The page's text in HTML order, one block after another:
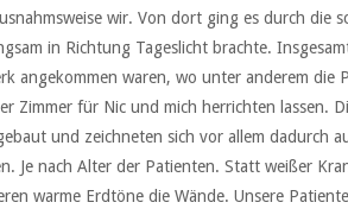
wir. Von dort ging es durch die
in Richtung Tageslicht brachte.
angekommen waren, wo unter anderem die
Zimmer für Nic und mich herrichten lassen.
und zeichneten sich vor allem dadurch
Je nach Alter der Patienten. Statt weißer
warme Erdtöne die Wände. Unsere